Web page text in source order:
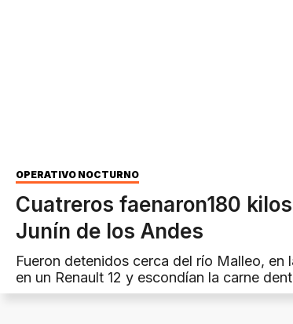
OPERATIVO NOCTURNO
Cuatreros faenaron180
Junín de los Andes
Fueron detenidos cerca del río Malleo, en
en un Renault 12 y escondían la carne